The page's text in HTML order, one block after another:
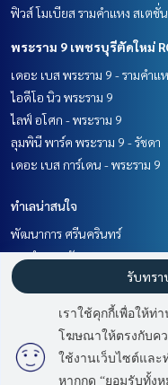
มี
ฟิวส์ โมเบียส รามคำแหง สเตชั่น
พระราม 9 เพชรบุรีตัดใหม่
เดอะ เบส พระราม 9 - รามคำแ
ไอดีโอ นิว พระราม 9
ไลฟ์ อโศก - พระราม 9
ลุมพินี พาร์ค พระราม 9 - รัชดา
เดอะ เบส การ์เดน - พระราม 9
ทำเลน่าสนใจ
พัฒนาการ ศรีนครินทร์
รามคำแหง หัวหมาก
เสรีไทย-นิด้า
พระราม 9 เพชรบุรีตัดใหม่ RCA
เราใช้คุกกี้เพื่อให้ท่
โฆษณาให้ตรงกับคว
ใช้งานเว็บไซต์และ
หากกด “ยอมรับทั้ง
รับทรา